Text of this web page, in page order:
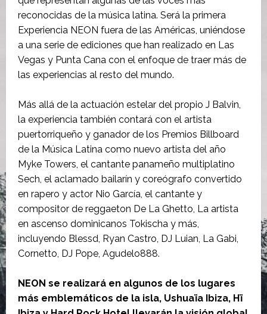
reconocidas de la música latina. Será la primera
Experiencia NEON fuera de las Américas, uniéndose
a una serie de ediciones que han realizado en Las
Vegas y Punta Cana con el enfoque de traer más de
las experiencias al resto del mundo.
Más allá de la actuación estelar del propio J Balvin,
la experiencia también contará con el artista
puertorriqueño y ganador de los Premios Billboard
de la Música Latina como nuevo artista del año
Myke Towers, el cantante panameño multiplatino
Sech, el aclamado bailarín y coreógrafo convertido
en rapero y actor Nio García, el cantante y
compositor de reggaeton De La Ghetto, La artista
en ascenso dominicanos Tokischa y más,
incluyendo Blessd, Ryan Castro, DJ Luian, La Gabi,
Cornetto, DJ Pope, Agudelo888.
NEON se realizará en algunos de los lugares
más emblemáticos de la isla, Ushuaïa ​​Ibiza, Hï